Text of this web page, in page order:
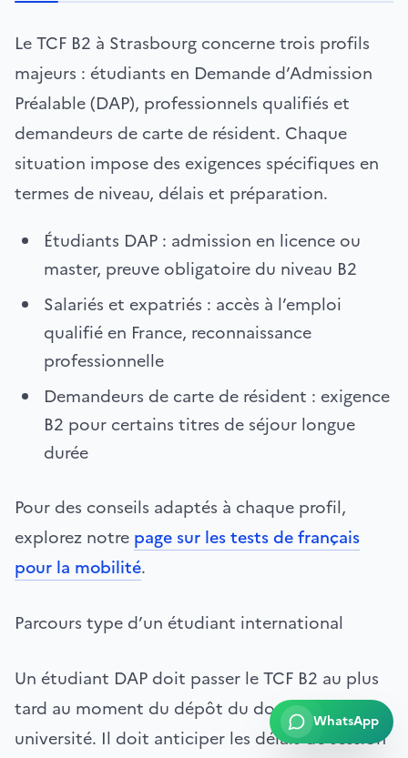
Le TCF B2 à Strasbourg concerne trois profils
majeurs : étudiants en Demande d’Admission
Préalable (DAP), professionnels qualifiés et
demandeurs de carte de résident. Chaque
situation impose des exigences spécifiques en
termes de niveau, délais et préparation.
Étudiants DAP : admission en licence ou
master, preuve obligatoire du niveau B2
Salariés et expatriés : accès à l’emploi
qualifié en France, reconnaissance
professionnelle
Demandeurs de carte de résident : exigence
B2 pour certains titres de séjour longue
durée
Pour des conseils adaptés à chaque profil,
explorez notre page sur les tests de français
pour la mobilité.
Parcours type d’un étudiant international
Un étudiant DAP doit passer le TCF B2 au plus
tard au moment du dépôt du dossier en
université. Il doit anticiper les délais de session
WhatsApp